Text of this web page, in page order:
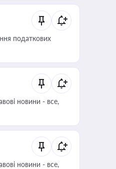
податкових
новини - все,
новини - все,